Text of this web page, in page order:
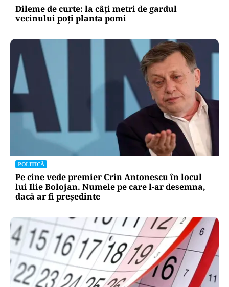
Dileme de curte: la câți metri de gardul
vecinului poți planta pomi
POLITICĂ
Pe cine vede premier Crin Antonescu în locul
lui Ilie Bolojan. Numele pe care l-ar desemna,
dacă ar fi președinte